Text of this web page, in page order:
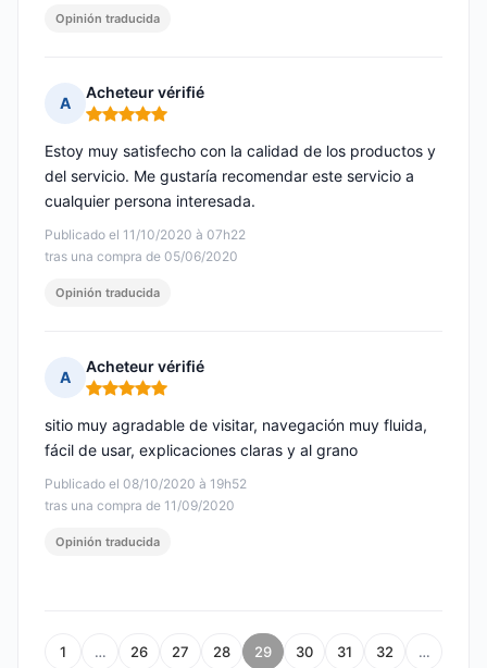
Opinión traducida
A
Acheteur vérifié
Nota: 5 de 5
Publicado el 11/10/2020 à 07h22
tras una compra de 05/06/2020
Estoy muy satisfecho con la calidad de los productos y
del servicio. Me gustaría recomendar este servicio a
cualquier persona interesada.
Opinión traducida
A
Acheteur vérifié
Nota: 5 de 5
Publicado el 08/10/2020 à 19h52
tras una compra de 11/09/2020
sitio muy agradable de visitar, navegación muy fluida,
fácil de usar, explicaciones claras y al grano
Opinión traducida
1 … 26 27 28 29 30 31 32 …